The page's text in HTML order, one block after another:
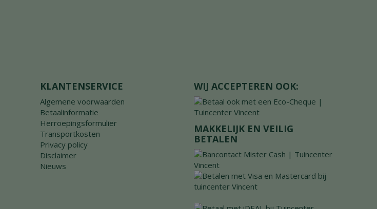
KLANTENSERVICE
Algemene voorwaarden
Betaalinformatie
Herroepingsformulier
Transportkosten
Privacy policy
Disclaimer
Nieuws
WIJ ACCEPTEREN OOK:
MAKKELIJK EN VEILIG
BETALEN